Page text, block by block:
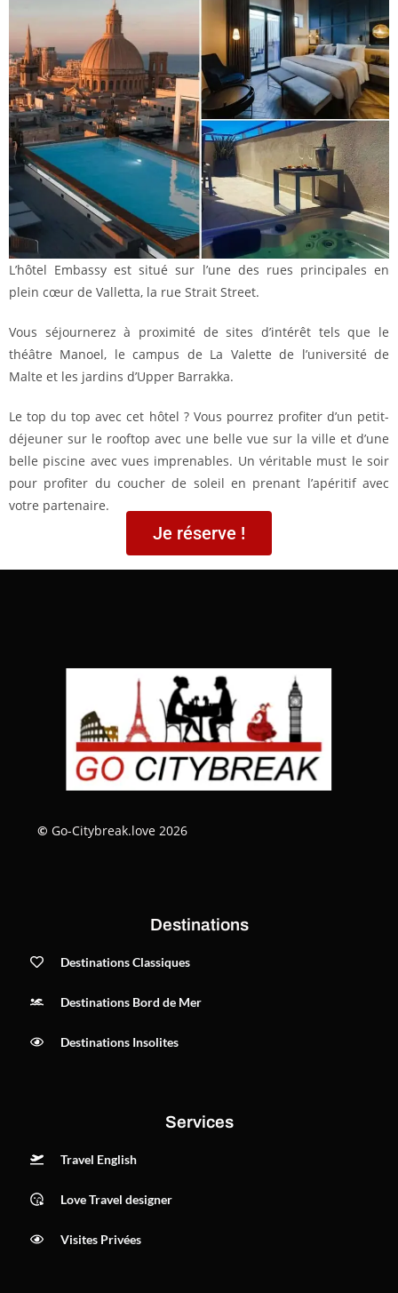
L’hôtel Embassy est situé sur l’une des rues principales en
plein cœur de Valletta, la rue Strait Street.
Vous séjournerez à proximité de sites d’intérêt tels que le
théâtre Manoel, le campus de La Valette de l’université de
Malte et les jardins d’Upper Barrakka.
Le top du top avec cet hôtel ? Vous pourrez profiter d’un petit-
déjeuner sur le rooftop avec une belle vue sur la ville et d’une
belle piscine avec vues imprenables. Un véritable must le soir
pour profiter du coucher de soleil en prenant l’apéritif avec
votre partenaire.
Je réserve !
© Go-Citybreak.love 2026
Destinations
Destinations Classiques
Destinations Bord de Mer
Destinations Insolites
Services
Travel English
Love Travel designer
Visites Privées